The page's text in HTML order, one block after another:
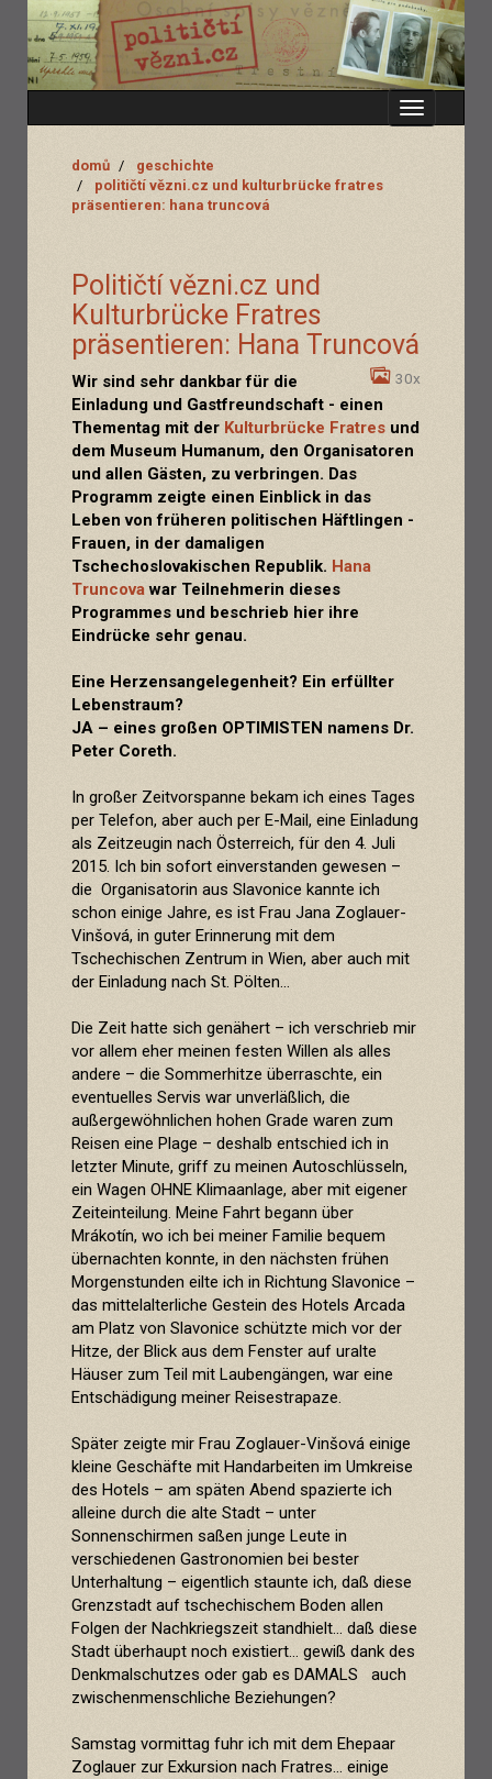
Zobrazit
domů
geschichte
političtí vězni.cz und kulturbrücke fratres
präsentieren: hana truncová
Političtí vězni.cz und
Kulturbrücke Fratres
präsentieren: Hana Truncová
30x
Wir sind sehr dankbar für die
Einladung und Gastfreundschaft - einen
Thementag mit der Kulturbrücke Fratres und
dem Museum Humanum, den Organisatoren
und allen Gästen, zu verbringen. Das
Programm zeigte einen Einblick in das
Leben von früheren politischen Häftlingen -
Frauen, in der damaligen
Tschechoslovakischen Republik. Hana
Truncovawar Teilnehmerin dieses
Programmes und beschrieb hier ihre
Eindrücke sehr genau.
Eine Herzensangelegenheit? Ein erfüllter
Lebenstraum?
JA – eines großen OPTIMISTEN namens Dr.
Peter Coreth.
In großer Zeitvorspanne bekam ich eines Tages
per Telefon, aber auch per E-Mail, eine Einladung
als Zeitzeugin nach Österreich, für den 4. Juli
2015. Ich bin sofort einverstanden gewesen –
die Organisatorin aus Slavonice kannte ich
schon einige Jahre, es ist Frau Jana Zoglauer-
Vinšová, in guter Erinnerung mit dem
Tschechischen Zentrum in Wien, aber auch mit
der Einladung nach St. Pölten…
Die Zeit hatte sich genähert – ich verschrieb mir
vor allem eher meinen festen Willen als alles
andere – die Sommerhitze überraschte, ein
eventuelles Servis war unverläßlich, die
außergewöhnlichen hohen Grade waren zum
Reisen eine Plage – deshalb entschied ich in
letzter Minute, griff zu meinen Autoschlüsseln,
ein Wagen OHNE Klimaanlage, aber mit eigener
Zeiteinteilung. Meine Fahrt begann über
Mrákotín, wo ich bei meiner Familie bequem
übernachten konnte, in den nächsten frühen
Morgenstunden eilte ich in Richtung Slavonice –
das mittelalterliche Gestein des Hotels Arcada
am Platz von Slavonice schützte mich vor der
Hitze, der Blick aus dem Fenster auf uralte
Häuser zum Teil mit Laubengängen, war eine
Entschädigung meiner Reisestrapaze.
Später zeigte mir Frau Zoglauer-Vinšová einige
kleine Geschäfte mit Handarbeiten im Umkreise
des Hotels – am späten Abend spazierte ich
alleine durch die alte Stadt – unter
Sonnenschirmen saßen junge Leute in
verschiedenen Gastronomien bei bester
Unterhaltung – eigentlich staunte ich, daß diese
Grenzstadt auf tschechischem Boden allen
Folgen der Nachkriegszeit standhielt... daß diese
Stadt überhaupt noch existiert... gewiß dank des
Denkmalschutzes oder gab es DAMALS auch
zwischenmenschliche Beziehungen?
Samstag vormittag fuhr ich mit dem Ehepaar
Zoglauer zur Exkursion nach Fratres... einige